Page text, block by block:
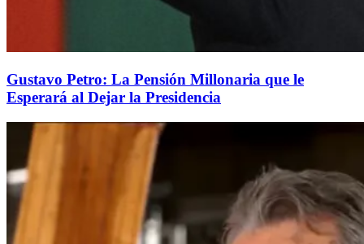
Gustavo Petro: La Pensión Millonaria que le
Esperará al Dejar la Presidencia